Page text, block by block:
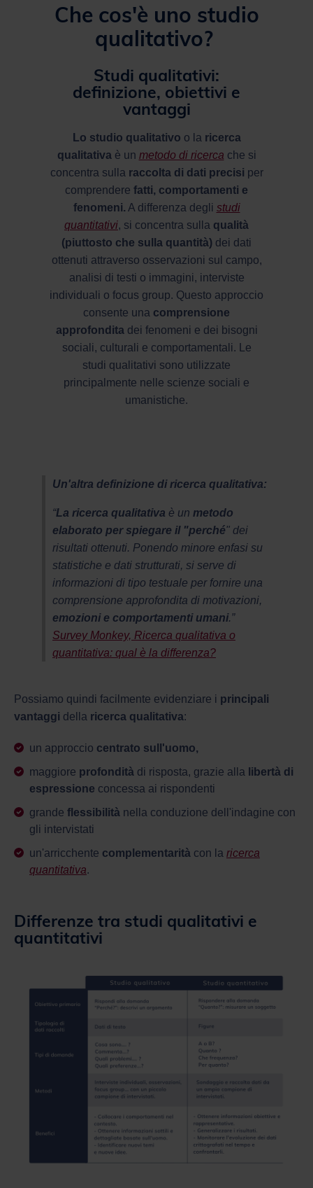
Che cos'è uno studio
qualitativo?
Studi qualitativi:
definizione, obiettivi e
vantaggi
Lo studio qualitativo o la ricerca
qualitativa è un metodo di ricerca che si
concentra sulla raccolta di dati precisi per
comprendere fatti, comportamenti e
fenomeni. A differenza degli studi
quantitativi, si concentra sulla qualità
(piuttosto che sulla quantità) dei dati
ottenuti attraverso osservazioni sul campo,
analisi di testi o immagini, interviste
individuali o focus group. Questo approccio
consente una comprensione
approfondita dei fenomeni e dei bisogni
sociali, culturali e comportamentali. Le
studi qualitativi sono utilizzate
principalmente nelle scienze sociali e
umanistiche.
Un'altra definizione di ricerca qualitativa:
“La ricerca qualitativa è un metodo
elaborato per spiegare il "perché" dei
risultati ottenuti. Ponendo minore enfasi su
statistiche e dati strutturati, si serve di
informazioni di tipo testuale per fornire una
comprensione approfondita di motivazioni,
emozioni e comportamenti umani.”
Survey Monkey, Ricerca qualitativa o
quantitativa: qual è la differenza?
Possiamo quindi facilmente evidenziare i principali
vantaggi della ricerca qualitativa:
un approccio centrato sull'uomo,
maggiore profondità di risposta, grazie alla libertà di
espressione concessa ai rispondenti
grande flessibilità nella conduzione dell'indagine con
gli intervistati
un'arricchente complementarità con la ricerca
quantitativa.
Differenze tra studi qualitativi e
quantitativi